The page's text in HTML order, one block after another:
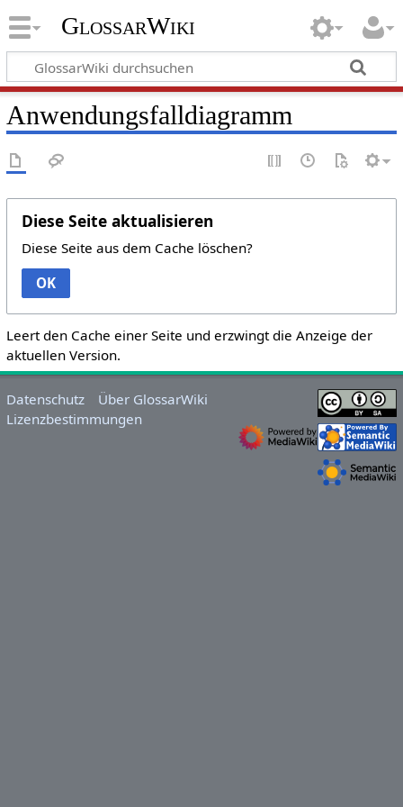
GlossarWiki
Anwendungsfalldiagramm
Diese Seite aktualisieren
Diese Seite aus dem Cache löschen?
OK
Leert den Cache einer Seite und erzwingt die Anzeige der
aktuellen Version.
Datenschutz
Über GlossarWiki
Lizenzbestimmungen